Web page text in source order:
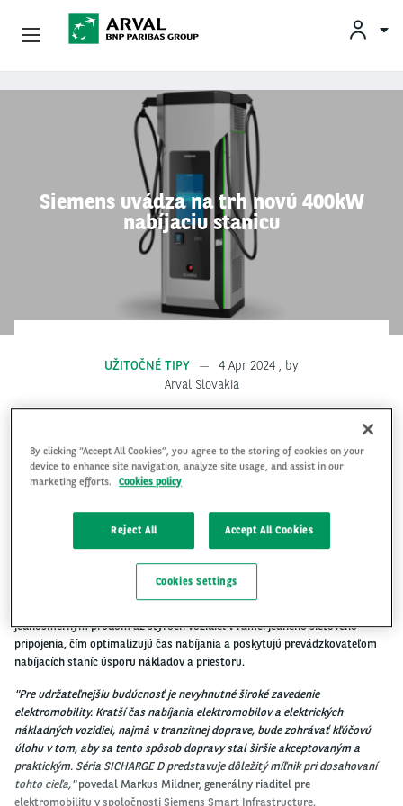
Skočiť na hlavný obsah
Siemens uvádza na trh novú 400kW
nabíjaciu stanicu
UŽITOČNÉ TIPY 4 Apr 2024
, by
Arval Slovakia
Spoločnosť Siemens uvádza na trh nový variant veľmi výkonnej nabíjacej
ktoré používajú normu IEC. Séria SICHARGE D je určená na nabíjanie
existujúcich a budúcich elektrických vozidiel.
prispôsobiť súčasným a budúcim požiadavkám na nabíjanie. Okrem toho
jednosmerným prúdom až štyroch vozidiel v rámci jedného sieťového
pripojenia, čím optimalizujú čas nabíjania a poskytujú prevádzkovateľom
nabíjacích staníc úsporu nákladov a priestoru.
"Pre udržateľnejšiu budúcnosť je nevyhnutné široké zavedenie
elektromobility. Kratší čas nabíjania elektromobilov a elektrických
nákladných vozidiel, najmä v tranzitnej doprave, bude zohrávať kľúčovú
úlohu v tom, aby sa tento spôsob dopravy stal širšie akceptovaným a
praktickým. Séria SICHARGE D predstavuje dôležitý míľnik pri dosahovaní
tohto cieľa,"povedal Markus Mildner, generálny riaditeľ pre
elektromobilitu v spoločnosti Siemens Smart Infrastructure.
Podnikatelia
My Arval For Fleet Manager
By clicking “Accept All Cookies”, you agree to the storing of cookies on your
device to enhance site navigation, analyze site usage, and assist in our
marketing efforts. Cookies policy
Reject All Accept All Cookies
Cookies Settings